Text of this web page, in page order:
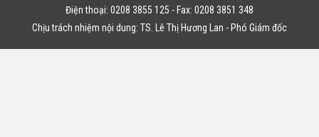
Điện thoại: 0208 3855 125 - Fax: 0208 3851 348
Chịu trách nhiệm nội dung: TS. Lê Thị Hương Lan - Phó Giám đốc